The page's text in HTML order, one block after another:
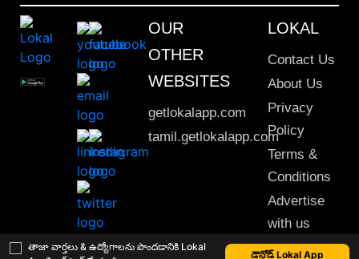
తాజా వార్తలు & ఉద్యోగాలను పొందడానికి Lokal
డౌన్లోడ్ Lokal App
OUR
OTHER
WEBSITES
getlokalapp.com
tamil.getlokalapp.com
LOKAL
Contact Us
About Us
Privacy
Policy
Terms &
Conditions
Advertise
with us
Sitemap